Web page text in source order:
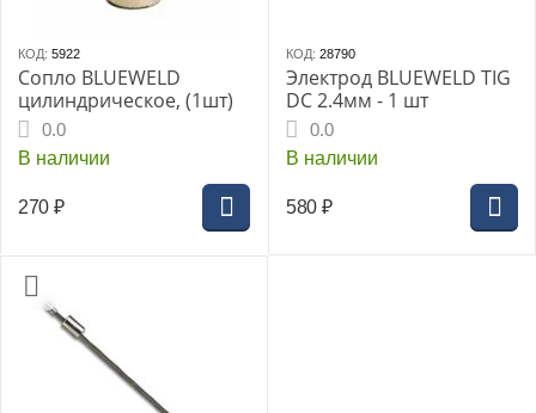
КОД: 5922
Сопло BLUEWELD
цилиндрическое, (1шт)
0.0
В наличии
270 ₽
КОД: 28790
Электрод BLUEWELD TIG
DC 2.4мм - 1 шт
0.0
В наличии
580 ₽